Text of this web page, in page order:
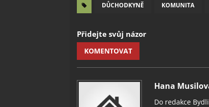
DŮCHODKYNĚ KOMUNITA
Přidejte svůj názor
KOMENTOVAT
Hana
Do redakce